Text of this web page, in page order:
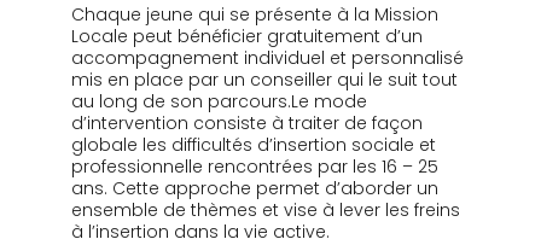
Chaque jeune qui se présente à la Mission
Locale peut bénéficier gratuitement d’un
accompagnement individuel et personnalisé
mis en place par un conseiller qui le suit tout
au long de son parcours.Le mode
d’intervention consiste à traiter de façon
globale les difficultés d’insertion sociale et
professionnelle rencontrées par les 16 – 25
ans. Cette approche permet d’aborder un
ensemble de thèmes et vise à lever les freins
à l’insertion dans la vie active.